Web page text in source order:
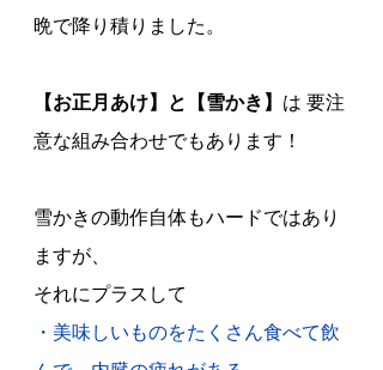
晩で降り積りました。
【お正月あけ】と【雪かき】 は 要注
意な組み合わせでもあります！
雪かきの動作自体もハードではあり
ますが、
それにプラスして
・美味しいものをたくさん食べて飲